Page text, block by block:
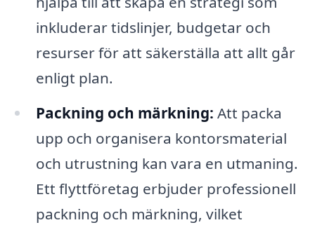
inkluderar tidslinjer, budgetar och
resurser för att säkerställa att allt går
enligt plan.
Packning och märkning: Att packa
upp och organisera kontorsmaterial
och utrustning kan vara en utmaning.
Ett flyttföretag erbjuder professionell
packning och märkning, vilket